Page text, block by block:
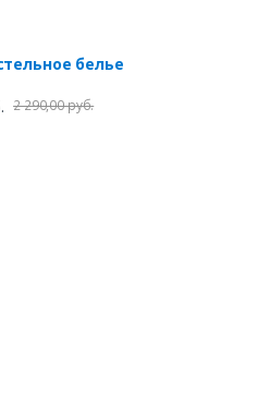
белье
2 290,00 руб.